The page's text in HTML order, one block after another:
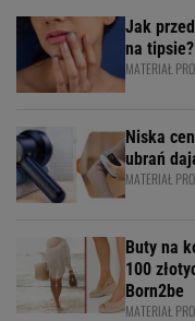
Jak
na
MATERIAŁ
Niska
ubrań
MATERIAŁ
Buty na
100
Born2be
MATERIAŁ